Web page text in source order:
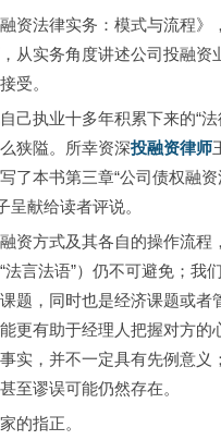
资法律实务：模式与流程
从实务角度讲述公司投融
受。
己执业十多年积累下来的“
狭隘。所幸资深投融资律师
本书第三章“公司债权融
呈献给读者评说。
资方式及其各自的操作流
言法语”）仍不可避免；我
题，同时也是经济课题或
更有助于经理人把握对方的
实，并不一定具有先例意
至谬误可能仍然存在。
的指正。